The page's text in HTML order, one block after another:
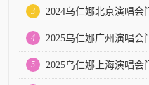
3 2024乌仁娜北京演唱会
4 2025乌仁娜广州演唱会
5 2025乌仁娜上海演唱会